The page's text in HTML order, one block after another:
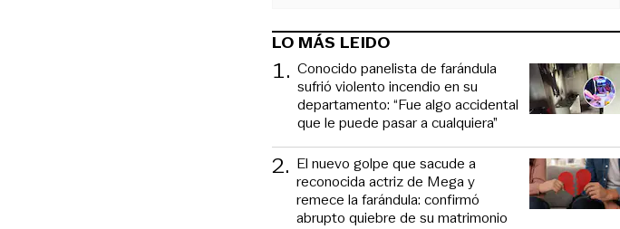
LO MÁS LEIDO
1. Conocido panelista de farándula
sufrió violento incendio en su
departamento: “Fue algo accidental
que le puede pasar a cualquiera”
2. El nuevo golpe que sacude a
reconocida actriz de Mega y
remece la farándula: confirmó
abrupto quiebre de su matrimonio